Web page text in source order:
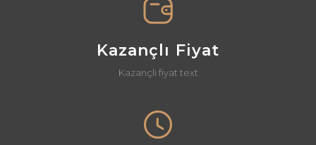
Kazançlı Fiyat
Kazançlı fiyat text